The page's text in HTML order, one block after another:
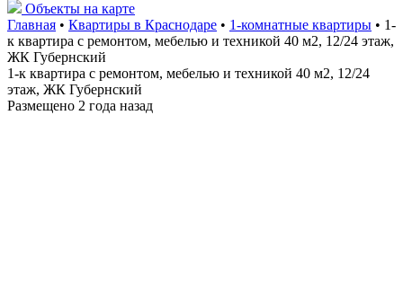
Объекты на карте
Главная • Квартиры в Краснодаре • 1-комнатные квартиры • 1-
к квартира с ремонтом, мебелью и техникой 40 м2, 12/24 этаж,
ЖК Губернский
1-к квартира с ремонтом, мебелью и техникой 40 м2, 12/24
этаж, ЖК Губернский
Размещено 2 года назад